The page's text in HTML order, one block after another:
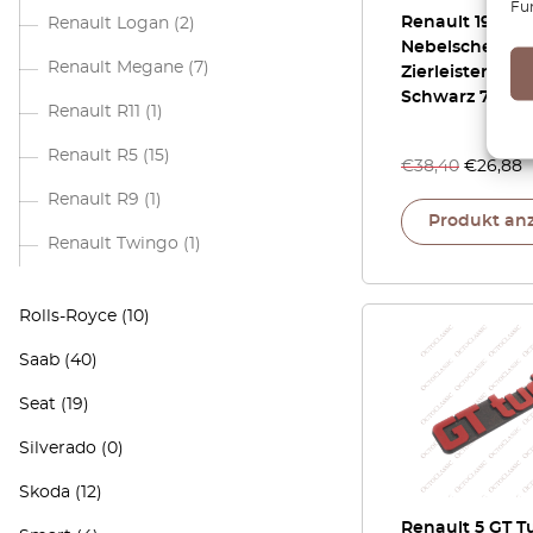
Renault Logan (2)
Renault Megane (7)
Renault R11 (1)
Renault R5 (15)
Renault R9 (1)
Renault Twingo (1)
Rolls-Royce (10)
Saab (40)
Seat (19)
Silverado (0)
Skoda (12)
Renault 19
Zierleisten 2er
Schwarz
€38,40 €26,88
Produkt
Renault 5 GT